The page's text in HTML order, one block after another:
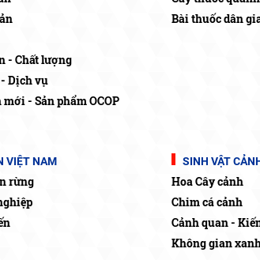
- Chất lượng
Dịch vụ
- Sản phẩm OCOP
Bài thuốc dân
VIỆT NAM
rừng
SINH VẬT
Hoa Cây cảnh
Chim cá cảnh
Cảnh quan -
Không gian